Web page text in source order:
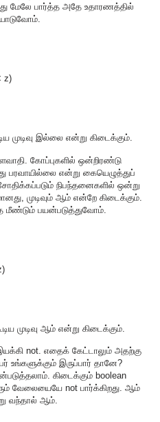
மேலே பார்த்த அதே உதாரணத்தில்
z)
முடிவு இல்லை என்று கிடைக்கும்.
கோப்புகளில் ஒன்றிரண்டு
என்று கையெழுத்துப்
நிபந்தனைகளில் ஒன்று
முடிவும் ஆம் என்றே கிடைக்கும்.
பயன்படுத்துவோம்.
முடிவு ஆம் என்று கிடைக்கும்.
not. எதைக் கேட்டாலும் அதற்கு
உங்களுக்கும் இருப்பார் தானே?
கிடைக்கும் boolean
வேலையையே not பார்க்கிறது. ஆம்
வந்தால் ஆம்.